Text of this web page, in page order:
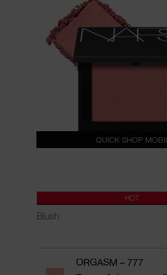
QUICK SHOP
HOT
Blush
ORGASM – 777